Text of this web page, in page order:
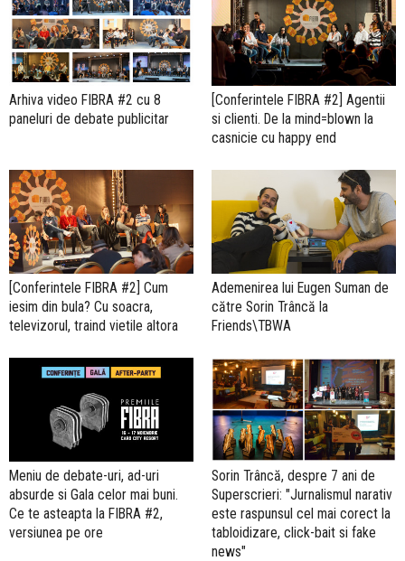
Arhiva video FIBRA #2 cu 8
paneluri de debate publicitar
[Conferintele FIBRA #2] Agentii
si clienti. De la mind=blown la
casnicie cu happy end
[Conferintele FIBRA #2] Cum
iesim din bula? Cu soacra,
televizorul, traind vietile altora
Ademenirea lui Eugen Suman de
către Sorin Trâncă la
Friends\TBWA
Meniu de debate-uri, ad-uri
absurde si Gala celor mai buni.
Ce te asteapta la FIBRA #2,
versiunea pe ore
Sorin Trâncă, despre 7 ani de
Superscrieri: "Jurnalismul narativ
este raspunsul cel mai corect la
tabloidizare, click-bait si fake
news"